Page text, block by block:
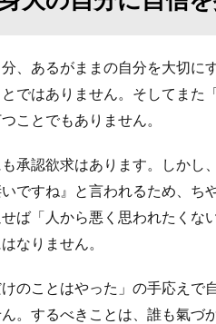
、あるがままの自分を大切に
ではありません。そしてまた
ことでもありません。
承認欲求はあります。しかし
いですね』と言われるため、
ば「人から悪く思われたくな
なりません。
けのことはやった」の手応えで
。するべきことは、誰も氣づ